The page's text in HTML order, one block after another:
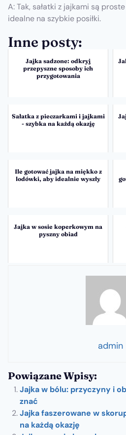
A: Tak, sałatki z jajkami są
idealne na szybkie posiłki.
Inne posty:
Jajka sadzone: odkryj
przepyszne sposoby ich
przygotowania
Sałatka z pieczarkami i jajkami
- szybka na każdą okazję
Ile gotować jajka na miękko z
lodówki, aby idealnie wyszły
Jajka w sosie koperkowym na
pyszny obiad
admin
Powiązane Wpisy:
Jajka w bólu: przyczyny i
znać
Jajka faszerowane w
na każdą okazję